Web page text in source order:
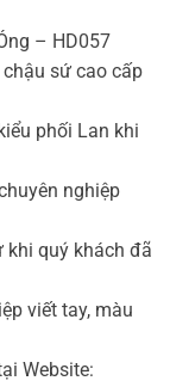
– HD057
sứ cao cấp
phối Lan khi
nghiệp
khi quý khách đã
viết tay, màu
Website: